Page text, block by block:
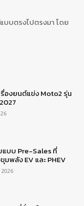
แบบตรงไปตรงมา โดย
องยนต์แข่ง Moto2 รุ่น
แบบ Pre-Sales ที่
มพลัง EV และ PHEV